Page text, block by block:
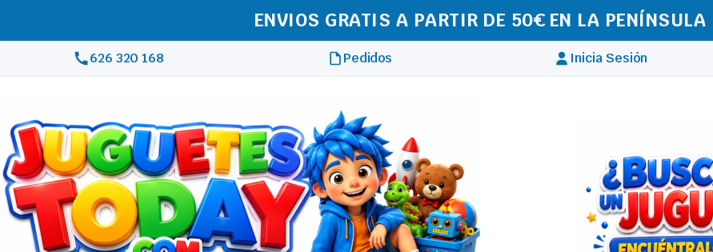
REALIZAMOS ENVÍOS A TODA EUROPA
626 320 168 Pedidos Inicia Sesión